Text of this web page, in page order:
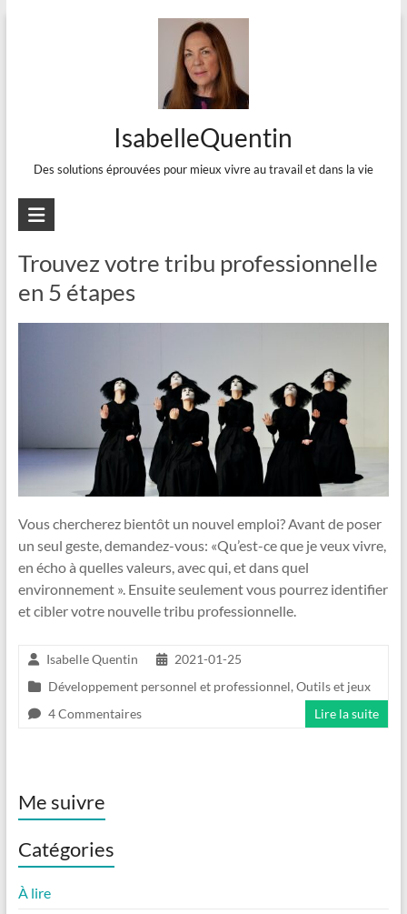
IsabelleQuentin
Des solutions éprouvées pour mieux vivre au travail et dans la vie
Valeur
Trouvez votre tribu professionnelle
en 5 étapes
Vous chercherez bientôt un nouvel emploi? Avant de poser
un seul geste, demandez-vous: «Qu’est-ce que je veux vivre,
en écho à quelles valeurs, avec qui, et dans quel
environnement ». Ensuite seulement vous pourrez identifier
et cibler votre nouvelle tribu professionnelle.
Isabelle Quentin
2021-01-25
Développement personnel et professionnel, Outils et jeux
4 Commentaires
Lire la suite
Me suivre
Catégories
À lire